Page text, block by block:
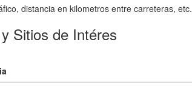
distancia en kilometros entre carreteras, etc.
Sitios de Intéres